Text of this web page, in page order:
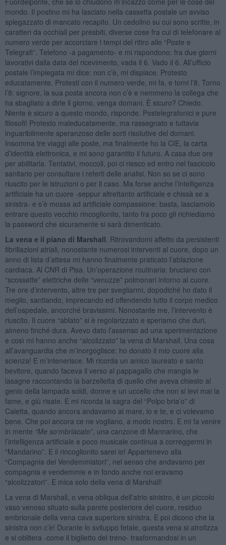
mondo. Il postino mi ha lasciato nella cassetta postale un avviso
spiegazzato di mancato recapito. Un cedolino su cui sono scritte, in
caratteri da occhiali per presbiti, diverse cose fra cui di telefonare al
numero verde per accorciare i tempi del ritiro alle “Poste e
Telegrafi”. Telefono -a pagamento- e mi rispondono: fra due giorni
lavorativi dalla data del ricevimento, vada il 6. Vado il 6. All’ufficio
postale l’impiegata mi dice: non c’è, mi dispiace. Protesto
educatamente. Protesti con il numero verde, mi fa, e torni l’8. Torno
l’8: signore, la sua posta ancora non c’è e nemmeno la collega che
ha sbagliato a dirle il giorno, venga domani. È sicuro? Chiedo.
Niente è sicuro a questo mondo, risponde. Postelegrafonici e pure
filosofi! Protesto maleducatamente, ma rassegnato e tuttavia
inguaribilmente speranzoso delle sorti risolutive del domani.
Insomma tre viaggi alle poste, ma finalmente ho la CIE, la carta
d’identità elettronica, e mi sono garantito il futuro. A casa due ore
per abilitarla. Tentativi, moccoli, poi ci riesco ed entro nel fascicolo
sanitario per consultare i referti delle analisi. Non so se ci sono
riuscito per le istruzioni o per il caso. Ma forse anche l’intelligenza
artificiale ha un cuore -seppur altrettanto artificiale e chissà se a
sinistra- e s’è mossa ad artificiale compassione: basta, lasciamolo
entrare questo vecchio rincoglionito, tanto fra poco gli richiediamo
la password che sicuramente si sarà dimenticato.
La vena e il piano di Marshall . Ritrovandomi affetto da persistenti
fibrillazioni atriali, nonostante numerosi interventi al cuore, dopo un
anno di lista d’attesa mi hanno finalmente praticato l’ablazione
cardiaca. Al CNR di Pisa. Un’operazione routinaria: bruciano con
“scossette” elettriche delle “venuzze” polmonari intorno al cuore.
Tre ore d’intervento, altre tre per svegliarmi, dopodiché ho dato il
meglio, santiando, imprecando ed offendendo tutto il corpo medico
dell’ospedale, ancorché bravissimi. Nonostante me, l’intervento è
riuscito. Il cuore “ablato” si è regolarizzato e speriamo che duri,
almeno finché dura. Avevo dato l’assenso ad una sperimentazione
e così mi hanno anche “alcolizzato” la vena di Marshall. Una cosa
all’avanguardia che m’inorgoglisce: ho donato il mio cuore alla
scienza! E m’intenerisce. Mi ricorda un amico laureato e santo
bevitore, quando faceva il verso al pappagallo che mangia le
lasagne raccontando la barzelletta di quello che aveva chiesto al
genio della lampada soldi, donne e un uccello che non si levi mai la
fame, e giù risate. E mi ricorda la sagra del “Polpo bria’o” di
Caletta, quando ancora andavamo al mare, io e te, e ci volevamo
bene. Che poi ancora ce ne vogliano, a modo nostro. E mi fa venire
in mente “Me so‘mbriacato”, una canzone di Mannarino, che
l’intelligenza artificiale e poco musicale continua a correggermi in
“Mandarino”. E il rincoglionito sarei io! Appartenevo alla
“Compagnia dei Vendemmiatori”, nel senso che andavamo per
compagnia e vendemmie e in fondo anche noi eravamo
“alcolizzatori”. E mica solo della vena di Marshall!
La vena di Marshall, o vena obliqua dell'atrio sinistro, è un piccolo
vaso venoso situato sulla parete posteriore del cuore, residuo
embrionale della vena cava superiore sinistra. E poi dicono che la
sinistra non c’è! Durante lo sviluppo fetale, questa vena si atrofizza
e si oblitera -come il biglietto del treno- trasformandosi in un